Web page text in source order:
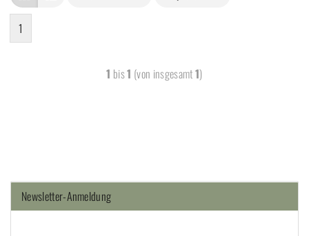
1
1 bis1 (von insgesamt1)
Newsletter-Anmeldung